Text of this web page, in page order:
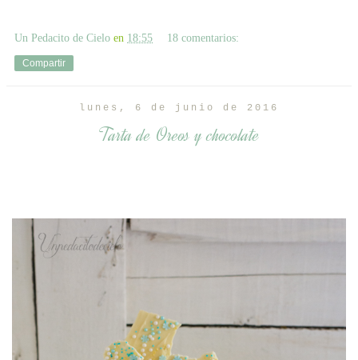
Un Pedacito de Cielo en 18:55 18 comentarios:
Compartir
lunes, 6 de junio de 2016
Tarta de Oreos y chocolate